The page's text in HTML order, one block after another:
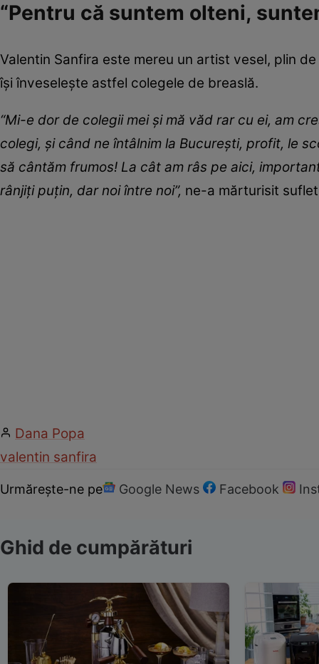
“Pentru că suntem olteni,
Valentin Sanfira este mereu un artist vesel, plin
își înveselește astfel colegele de breaslă.
“Mi-e dor de colegii mei și mă văd rar cu ei, am
colegi, și când ne întâlnim la București, profit, le
să cântăm frumos! La cât am râs pe aici,
rânjiți puțin, dar noi între noi”, ne-a mărturisit
Dana Popa
valentin sanfira
Urmărește-ne pe Google News Facebook
Ghid de cumpărături